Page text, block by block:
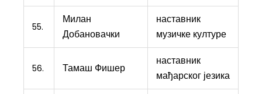
55.
Милан
Добановачки
наставник
музичке културе
56. Тамаш Фишер
наставник
мађарског језика